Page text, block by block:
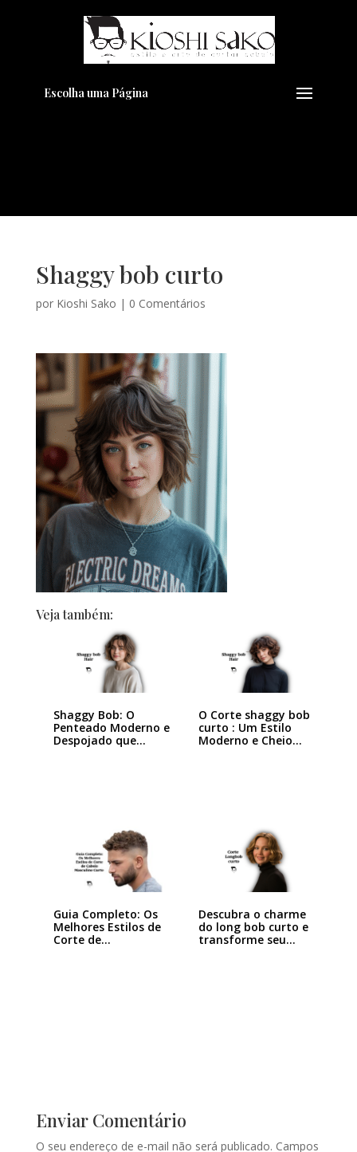
Escolha uma Página
Shaggy bob curto
por Kioshi Sako | 0 Comentários
Veja também:
Shaggy Bob: O
Penteado Moderno e
Despojado que
O Corte shaggy bob
curto : Um Estilo
Moderno e Cheio…
Guia Completo: Os
Melhores Estilos de
Corte de…
Descubra o charme
do long bob curto e
transforme seu…
Enviar Comentário
O seu endereço de e-mail não será publicado. Campos
Pensando em transformar seu
Visual??